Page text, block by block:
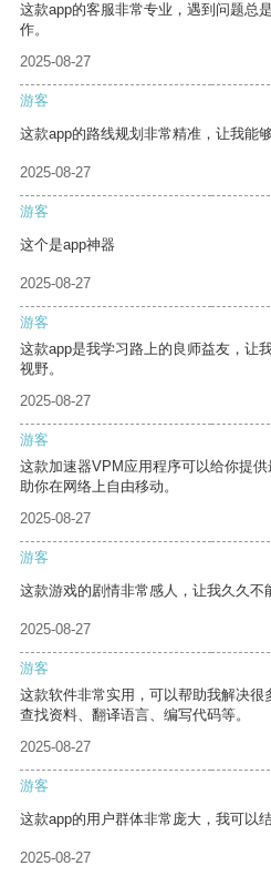
这款app的客服非常专业，遇到问题总
作。
2025-08-27
游客
这款app的路线规划非常精准，让我能
2025-08-27
游客
这个是app神器
2025-08-27
游客
这款app是我学习路上的良师益友，让
视野。
2025-08-27
游客
这款加速器VPM应用程序可以给你提
助你在网络上自由移动。
2025-08-27
游客
这款游戏的剧情非常感人，让我久久不
2025-08-27
游客
这款软件非常实用，可以帮助我解决
查找资料、翻译语言、编写代码等。
2025-08-27
游客
这款app的用户群体非常庞大，我可以
2025-08-27